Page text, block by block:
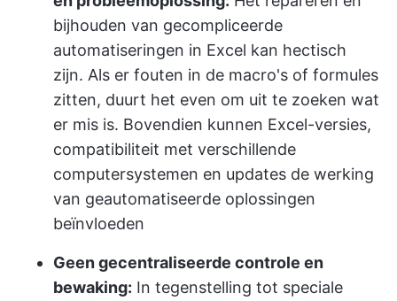
bijhouden van gecompliceerde
automatiseringen in Excel kan hectisch
zijn. Als er fouten in de macro's of formules
zitten, duurt het even om uit te zoeken wat
er mis is. Bovendien kunnen Excel-versies,
compatibiliteit met verschillende
computersystemen en updates de werking
van geautomatiseerde oplossingen
beïnvloeden
Geen gecentraliseerde controle en
bewaking: In tegenstelling tot speciale